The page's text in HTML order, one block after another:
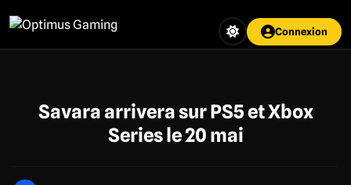
au
contenu
Connexion
Savara arrivera sur PS5 et Xbox
Series le 20 mai